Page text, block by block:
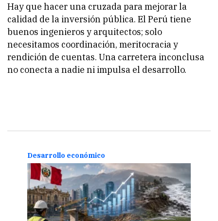
Hay que hacer una cruzada para mejorar la
calidad de la inversión pública. El Perú tiene
buenos ingenieros y arquitectos; solo
necesitamos coordinación, meritocracia y
rendición de cuentas. Una carretera inconclusa
no conecta a nadie ni impulsa el desarrollo.
Desarrollo económico